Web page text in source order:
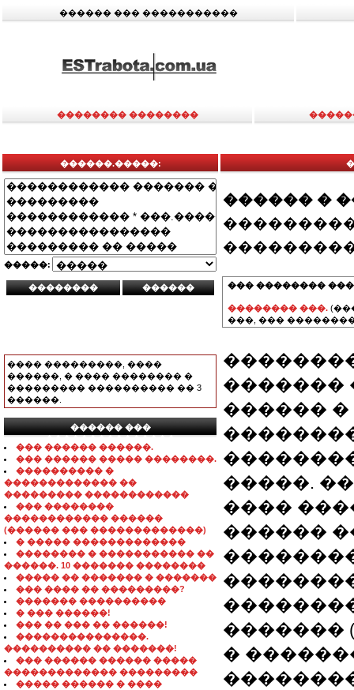
������ ��� �����������
�������� ��������
������.�����:
�����:
���� ���������, ����
������, � ���� �������� �
��������� ���������� �� 3
������.
������ ���
���������������
��� ������ ������.
��� ������ ����� ��������.
���������� �
������������� ��
��������� ������������
��� ��������
������������ ������
(������ ��� �������������)
� ����� �������������
�������� � ����������� ��
������. 10 ������� ��������
����� �� ������� � �������
��� ���� �� ���������?
������� ����������
� ��� ������!
��� �� ��� �� ������!
���������������.
���������� �� �������!
��� ������ ������ �����
������������� ���������
����� ������ � ����
������ �
��� ��������
�������� ���.
���, ���
�������
������
�����.
����
������
��������
�������
�